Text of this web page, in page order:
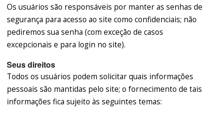
Os usuários são responsáveis por manter as senhas de
segurança para acesso ao site como confidenciais; não
pediremos sua senha (com exceção de casos
excepcionais e para login no site).
Seus direitos
Todos os usuários podem solicitar quais informações
pessoais são mantidas pelo site; o fornecimento de tais
informações fica sujeito às seguintes temas: